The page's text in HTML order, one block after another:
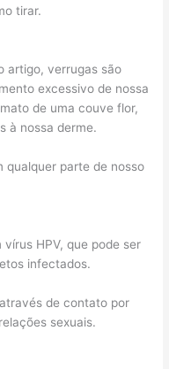
tirar.
artigo, verrugas são
excessivo de nossa
de uma couve flor,
à nossa derme.
qualquer parte de nosso
HPV, que pode ser
infectados.
de contato por
sexuais.